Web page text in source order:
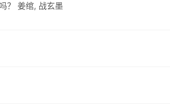
打你就打你，还看日子吗？ 姜绾, 战玄墨